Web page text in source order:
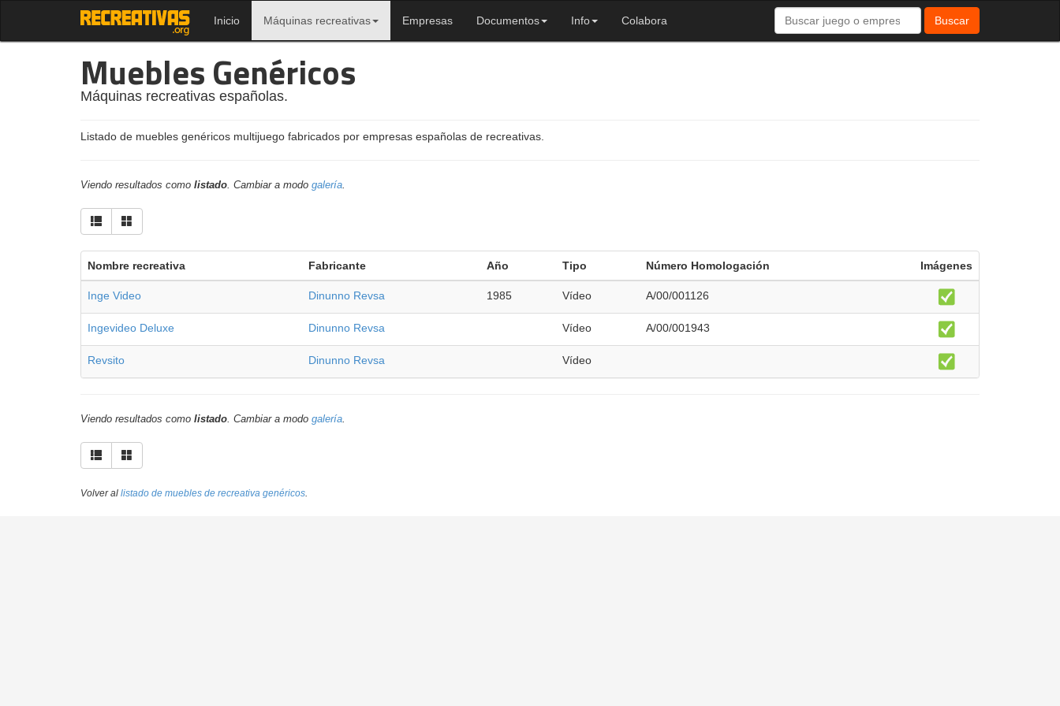
Inicio Máquinas recreativas Empresas Documentos Info Colabora Buscar
Muebles Genéricos
Máquinas recreativas españolas.
Listado de muebles genéricos multijuego fabricados por empresas españolas de recreativas.
Viendo resultados como listado. Cambiar a modo galería.
Nombre recreativa Fabricante Año Tipo Número Homologación Imágenes
Inge Video Dinunno Revsa 1985 Vídeo A/00/001126
Ingevideo Deluxe Dinunno Revsa Vídeo A/00/001943
Revsito Dinunno Revsa Vídeo
Viendo resultados como listado. Cambiar a modo galería.
Volver al listado de muebles de recreativa genéricos.